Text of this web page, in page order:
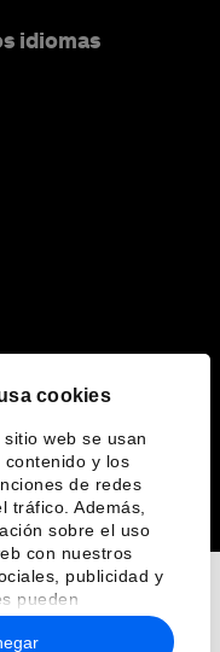
cookies
web se usan
y los
de redes
tráfico. Además,
sobre el uso
con nuestros
publicidad y
pueden
información que les
que hayan
idiomas